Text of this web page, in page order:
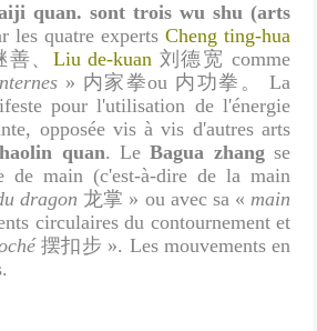
quan. sont trois wu shu (arts
les quatre experts Cheng ting-hua
善、 Liu de-kuan 刘德宽 comme
» 内家拳ou 内功拳。 La
pour l'utilisation de l'énergie
opposée vis à vis d'autres arts
quan. LeBagua zhangse
de main (c'est-à-dire de la main
dragon 龙掌 » ou avec sa «main
circulaires du contournement et
摆扣步 ». Les mouvements en